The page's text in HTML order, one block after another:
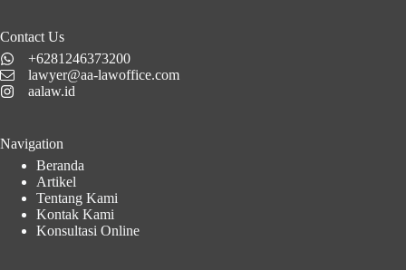
Contact Us
+6281246373200
lawyer@aa-lawoffice.com
aalaw.id
Navigation
Beranda
Artikel
Tentang Kami
Kontak Kami
Konsultasi Online